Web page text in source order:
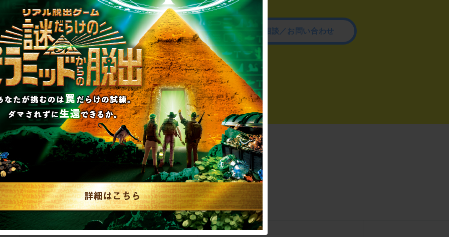
▼企業／法人の方はこちら
せ 取材に関するお問い合わせ その他のご相談／お問い合わせ
▼英語、中国語でのお問い合わせはこちら
English／中文
会社案内